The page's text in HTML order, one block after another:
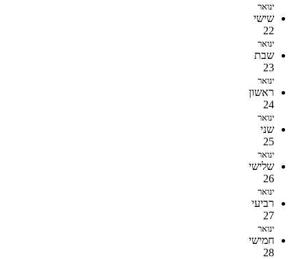
ינואר
שישי
22
ינואר
שבת
23
ינואר
ראשון
24
ינואר
שני
25
ינואר
שלישי
26
ינואר
רביעי
27
ינואר
חמישי
28